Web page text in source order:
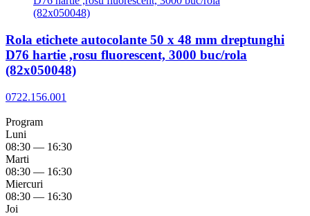
Rola etichete autocolante 50 x 48 mm dreptunghi
D76 hartie ,rosu fluorescent, 3000 buc/rola
(82x050048)
0722.156.001
Program
Luni
08:30 — 16:30
Marti
08:30 — 16:30
Miercuri
08:30 — 16:30
Joi